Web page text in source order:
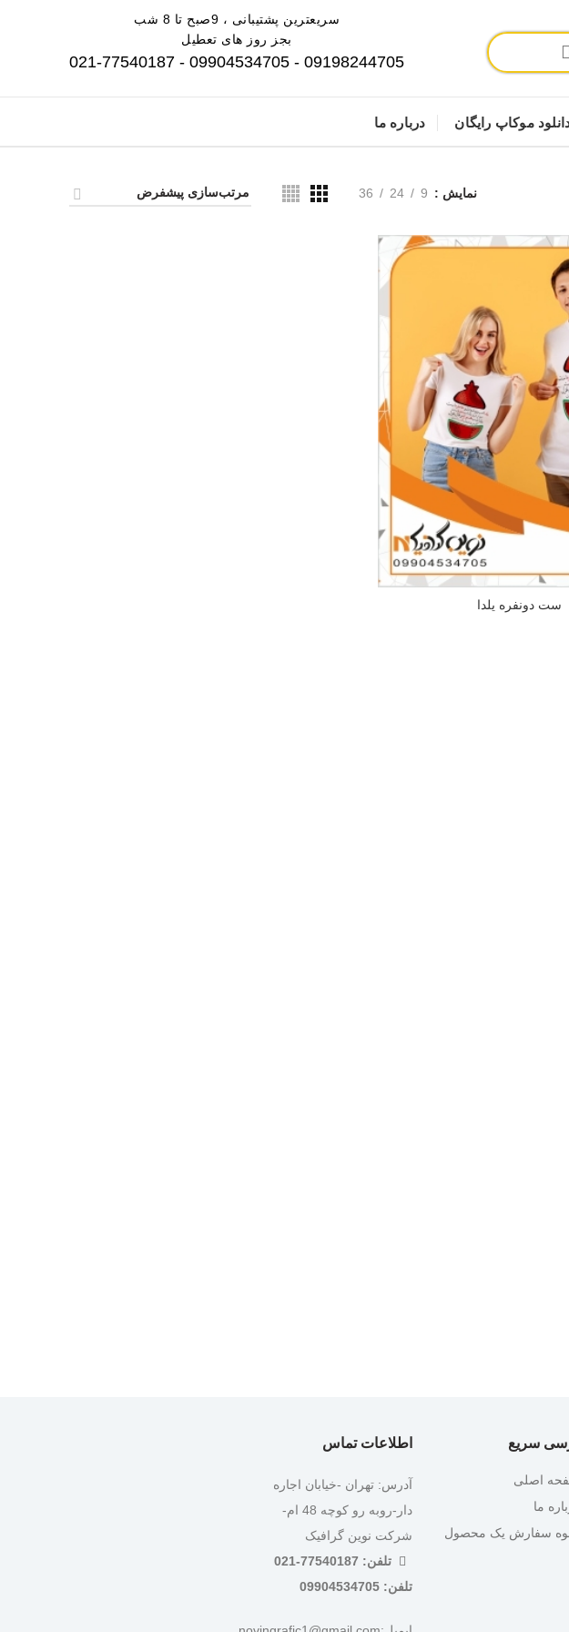
سریعترین پشتیبانی ، 9صبح تا 8 شب
بجز روز های تعطیل
09198244705 - 09904534705 - 021-77540187
موکاپ رایگان درباره ما
نمایش 9
24
36
ست دونفره یلدا
سریع
اصلی
ما
سفارش یک محصول
اطلاعات تماس
آدرس: تهران -خیابان اجاره
دار-روبه رو کوچه 48 ام-
شرکت نوین گرافیک
تلفن: 77540187-021
تلفن: 09904534705